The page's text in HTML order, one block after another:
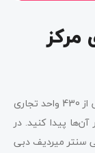
مرکز
همان‌طور که گفتیم، مرکز خرید میردیف دبی بیش از 430 واحد تجاری
پیدا کنید. در
سنتر میردیف دبی